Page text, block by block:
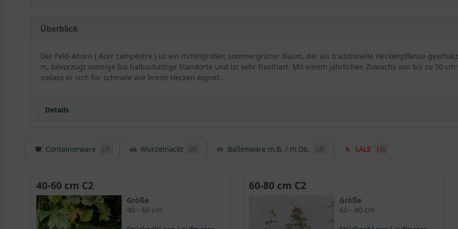
schnellwüchsig
sehr standorttolerant
hohe Schattenverträglichkeit
nicht immergrün
Staunässe meiden
Überblick
Der Feld-Ahorn ( Acer campestre ) ist ein mittelgroßer, sommergrüner Baum, der als traditionelle Heckenpflanze
m, bevorzugt sonnige bis halbschattige Standorte und ist sehr frosthart. Mit einem jährlichen Zuwachs von bis zu 50
sodass er sich für schmale wie breite Hecken eignet.
Details
Detaillierte Informationen Feld-Ahorn / Maßholder / Acer campestre
Wachstum bis zu 50 cm eine sehr
schnellwachsende Heckenpflanze. Der kompakte und dichte Wuchs der Pflanze
errichten. Durch eine Wuchshöhe zwischen 15 bis 20 m kann der mittelgroße Baum auch für sehr hohe Einfriedungen
welchem Standort Sie eine Hecke benötigen, der Feldahorn kann durch einen regelmäßigen Rückschnitt verschiedene
schmale Hecken – dieses Exemplar ist äußerst anpassungsfähig. Aufgrund weiterer positiver Eigenschaften des
Containerware (7) Wurzelnackt (5) Ballenware m.B. / m.Db. (2) SALE (1)
40-60 cm C2
Größe
40 - 60 cm
60-80 cm C2
Größe
60 - 80 cm